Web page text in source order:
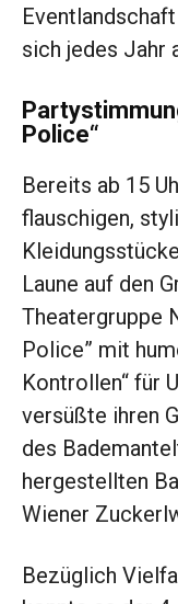
sich jedes Jahr
Police“
Bereits ab 15
flauschigen,
Laune auf den
Theatergruppe
Police” mit
Kontrollen“ für
versüßte ihren
des
hergestellten
Wiener
Bezüglich